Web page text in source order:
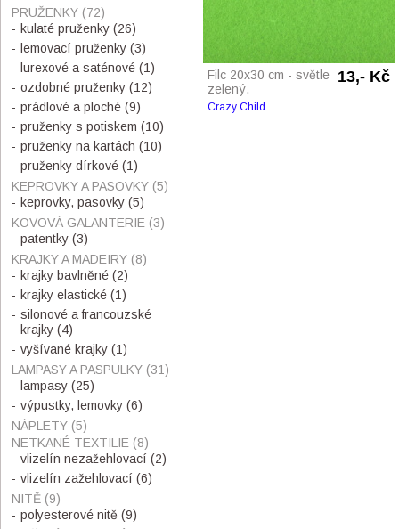
Filc 20x30 cm - světle
zelený.
13,- Kč
Crazy Child
PRUŽENKY (72)
kulaté pruženky (26)
lemovací pruženky (3)
lurexové a saténové (1)
ozdobné pruženky (12)
prádlové a ploché (9)
pruženky s potiskem (10)
pruženky na kartách (10)
pruženky dírkové (1)
KEPROVKY A PASOVKY (5)
keprovky, pasovky (5)
KOVOVÁ GALANTERIE (3)
patentky (3)
KRAJKY A MADEIRY (8)
krajky bavlněné (2)
krajky elastické (1)
silonové a francouzské
krajky (4)
vyšívané krajky (1)
LAMPASY A PASPULKY (31)
lampasy (25)
výpustky, lemovky (6)
NÁPLETY (5)
NETKANÉ TEXTILIE (8)
vlizelín nezažehlovací (2)
vlizelín zažehlovací (6)
NITĚ (9)
polyesterové nitě (9)